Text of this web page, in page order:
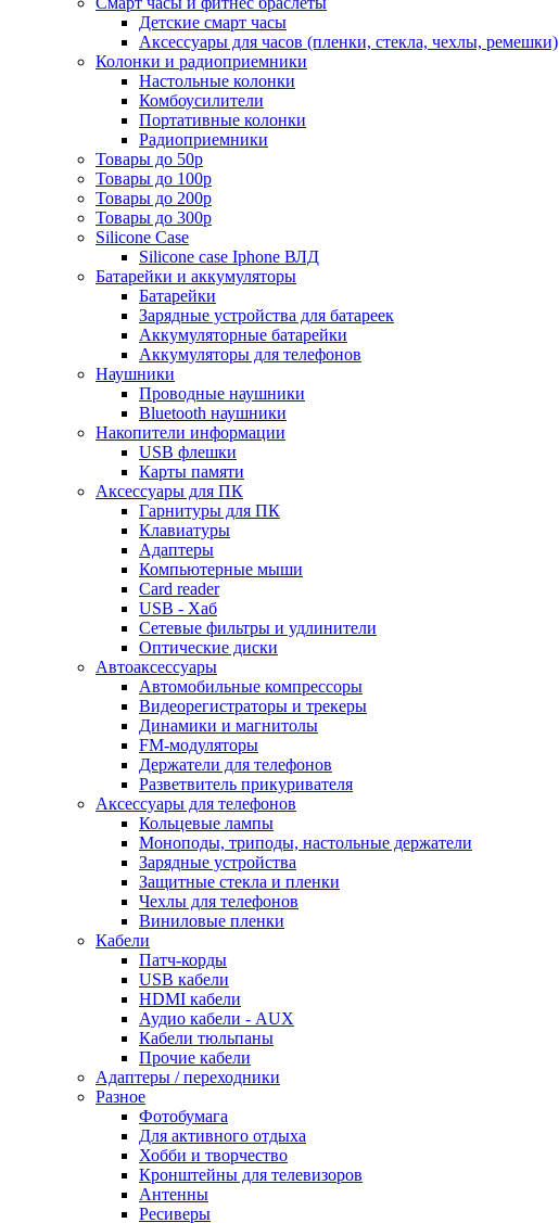
Детские смарт часы
Аксессуары для часов (пленки, стекла, чехлы, ремешки)
Колонки и радиоприемники
Настольные колонки
Комбоусилители
Портативные колонки
Радиоприемники
Товары до 50р
Товары до 100р
Товары до 200р
Товары до 300р
Silicone Case
Silicone case Iphone ВЛД
Батарейки и аккумуляторы
Батарейки
Зарядные устройства для батареек
Аккумуляторные батарейки
Аккумуляторы для телефонов
Наушники
Проводные наушники
Bluetooth наушники
Накопители информации
USB флешки
Карты памяти
Аксессуары для ПК
Гарнитуры для ПК
Клавиатуры
Адаптеры
Компьютерные мыши
Card reader
USB - Xaб
Сетевые фильтры и удлинители
Оптические диски
Автоаксессуары
Автомобильные компрессоры
Видеорегистраторы и трекеры
Динамики и магнитолы
FM-модуляторы
Держатели для телефонов
Разветвитель прикуривателя
Аксессуары для телефонов
Кольцевые лампы
Моноподы, триподы, настольные держатели
Зарядные устройства
Защитные стекла и пленки
Чехлы для телефонов
Виниловые пленки
Кабели
Патч-корды
USB кабели
HDMI кабели
Аудио кабели - AUX
Кабели тюльпаны
Прочие кабели
Адаптеры / переходники
Разное
Фотобумага
Для активного отдыха
Хобби и творчество
Кронштейны для телевизоров
Антенны
Ресиверы